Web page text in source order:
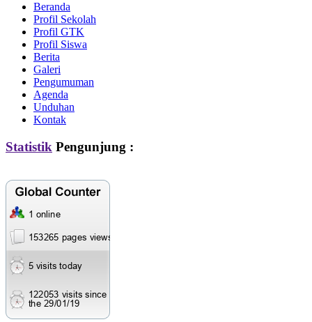
Beranda
Profil Sekolah
Profil GTK
Profil Siswa
Berita
Galeri
Pengumuman
Agenda
Unduhan
Kontak
Statistik Pengunjung :